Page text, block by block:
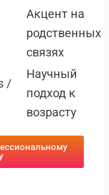
Акцент на
родственных
связях
/
Научный
подход к
возрасту